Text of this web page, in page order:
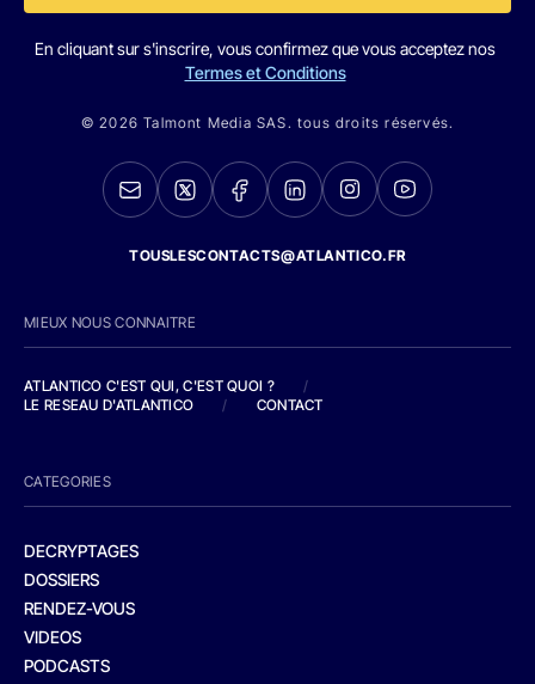
En cliquant sur s'inscrire, vous confirmez que vous acceptez nos
Termes et Conditions
© 2026 Talmont Media SAS. tous droits réservés.
TOUSLESCONTACTS@ATLANTICO.FR
MIEUX NOUS CONNAITRE
ATLANTICO C'EST QUI, C'EST QUOI ?
/
LE RESEAU D'ATLANTICO
/ CONTACT
CATEGORIES
DECRYPTAGES
DOSSIERS
RENDEZ-VOUS
VIDEOS
PODCASTS